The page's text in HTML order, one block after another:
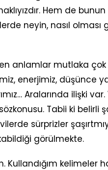
Hem de
neyin, nasıl olması
anlamlar mutlaka
enerjimiz, düşünce
Aralarında ilişki
Tabii ki belirli
sürprizler
görülmekte.
Kullandığım kelimeler